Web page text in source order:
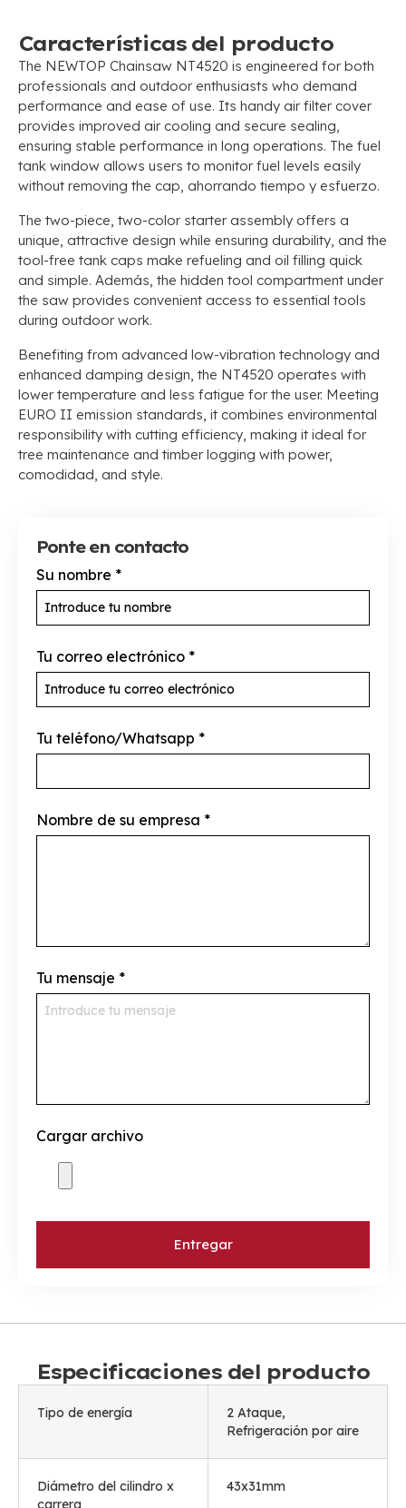
Características del producto
The NEWTOP Chainsaw NT4520 is engineered for both
professionals and outdoor enthusiasts who demand
performance and ease of use. Its handy air filter cover
provides improved air cooling and secure sealing,
ensuring stable performance in long operations. The fuel
tank window allows users to monitor fuel levels easily
without removing the cap, ahorrando tiempo y esfuerzo.
The two-piece, two-color starter assembly offers a
unique, attractive design while ensuring durability, and the
tool-free tank caps make refueling and oil filling quick
and simple. Además, the hidden tool compartment under
the saw provides convenient access to essential tools
during outdoor work.
Benefiting from advanced low-vibration technology and
enhanced damping design, the NT4520 operates with
lower temperature and less fatigue for the user. Meeting
EURO II emission standards, it combines environmental
responsibility with cutting efficiency, making it ideal for
tree maintenance and timber logging with power,
comodidad, and style.
Ponte en contacto
Su nombre *
Tu correo electrónico *
Tu teléfono/Whatsapp *
Nombre de su empresa *
Tu mensaje *
Cargar archivo
Entregar
Especificaciones del producto
Tipo de energía
2 Ataque,
Refrigeración por aire
Diámetro del cilindro x
carrera
43x31mm